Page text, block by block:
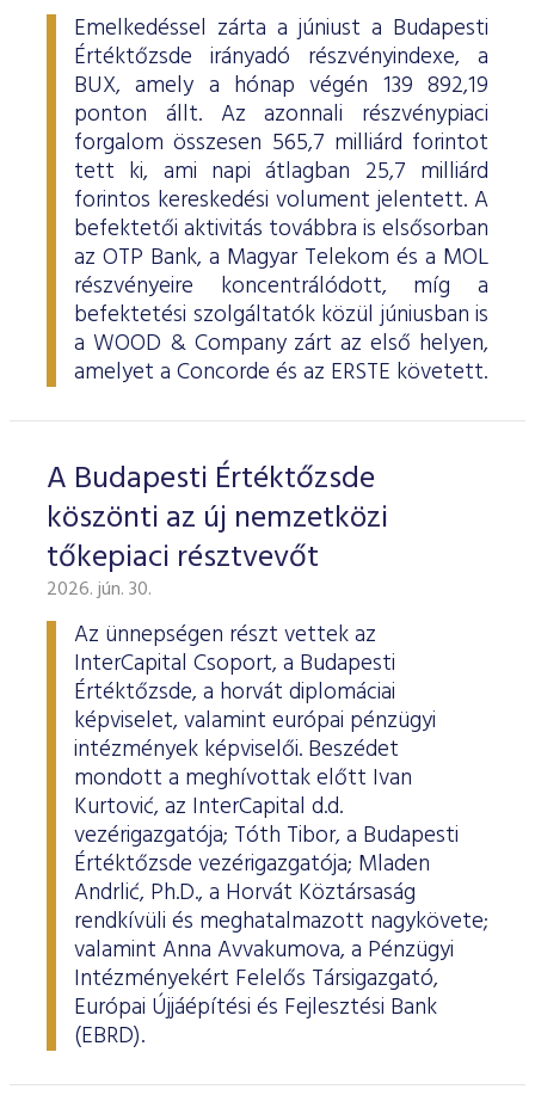
Emelkedéssel zárta a júniust a Budapesti
Értéktőzsde irányadó részvényindexe, a
BUX, amely a hónap végén 139 892,19
ponton állt. Az azonnali részvénypiaci
forgalom összesen 565,7 milliárd forintot
tett ki, ami napi átlagban 25,7 milliárd
forintos kereskedési volument jelentett. A
befektetői aktivitás továbbra is elsősorban
az OTP Bank, a Magyar Telekom és a MOL
részvényeire koncentrálódott, míg a
befektetési szolgáltatók közül júniusban is
a WOOD & Company zárt az első helyen,
amelyet a Concorde és az ERSTE követett.
A Budapesti Értéktőzsde
köszönti az új nemzetközi
tőkepiaci résztvevőt
2026. jún. 30.
Az ünnepségen részt vettek az
InterCapital Csoport, a Budapesti
Értéktőzsde, a horvát diplomáciai
képviselet, valamint európai pénzügyi
intézmények képviselői. Beszédet
mondott a meghívottak előtt Ivan
Kurtović, az InterCapital d.d.
vezérigazgatója; Tóth Tibor, a Budapesti
Értéktőzsde vezérigazgatója; Mladen
Andrlić, Ph.D., a Horvát Köztársaság
rendkívüli és meghatalmazott nagykövete;
valamint Anna Avvakumova, a Pénzügyi
Intézményekért Felelős Társigazgató,
Európai Újjáépítési és Fejlesztési Bank
(EBRD).